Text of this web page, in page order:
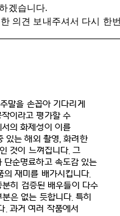
겠습니다.
의견 보내주셔서 다시 한
주말을 손꼽아 기다리게
이라고 평가할 수
의 화제성이 이를
있는 해외 촬영,화려한
것이 느껴집니다.그
단순명료하고 속도감 있는
의 재미를 배가시킵니다.
분히 검증된 배우들이 다수
은 없는 듯합니다.특히
. 과거 여러 작품에서